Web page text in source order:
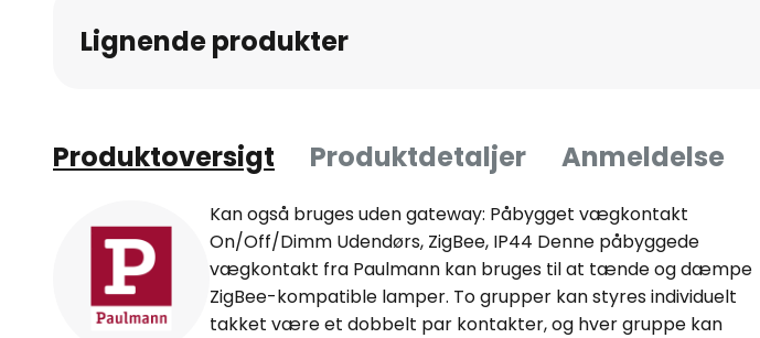
Lignende produkter
Produktoversigt Produktdetaljer Anmeldelse
Kan også bruges uden gateway: Påbygget vægkontakt
On/Off/Dimm Udendørs, ZigBee, IP44 Denne påbyggede
vægkontakt fra Paulmann kan bruges til at tænde og dæmpe
ZigBee-kompatible lamper. To grupper kan styres individuelt
takket være et dobbelt par kontakter, og hver gruppe kan